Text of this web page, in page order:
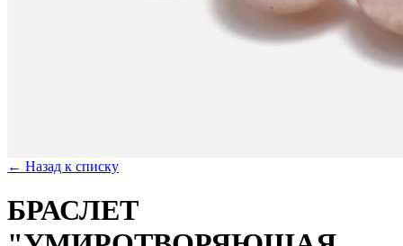
← Назад к списку
БРАСЛЕТ